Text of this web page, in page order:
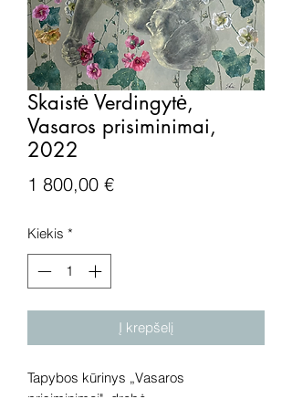
Skaistė Verdingytė,
Vasaros prisiminimai,
2022
1 800,00 €Price
Kiekis *
Į krepšelį
Tapybos kūrinys „Vasaros